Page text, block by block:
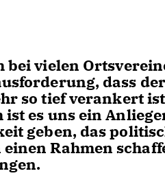
bei vielen
dass
so tief verankert
ist es uns ein
geben, das
Rahmen